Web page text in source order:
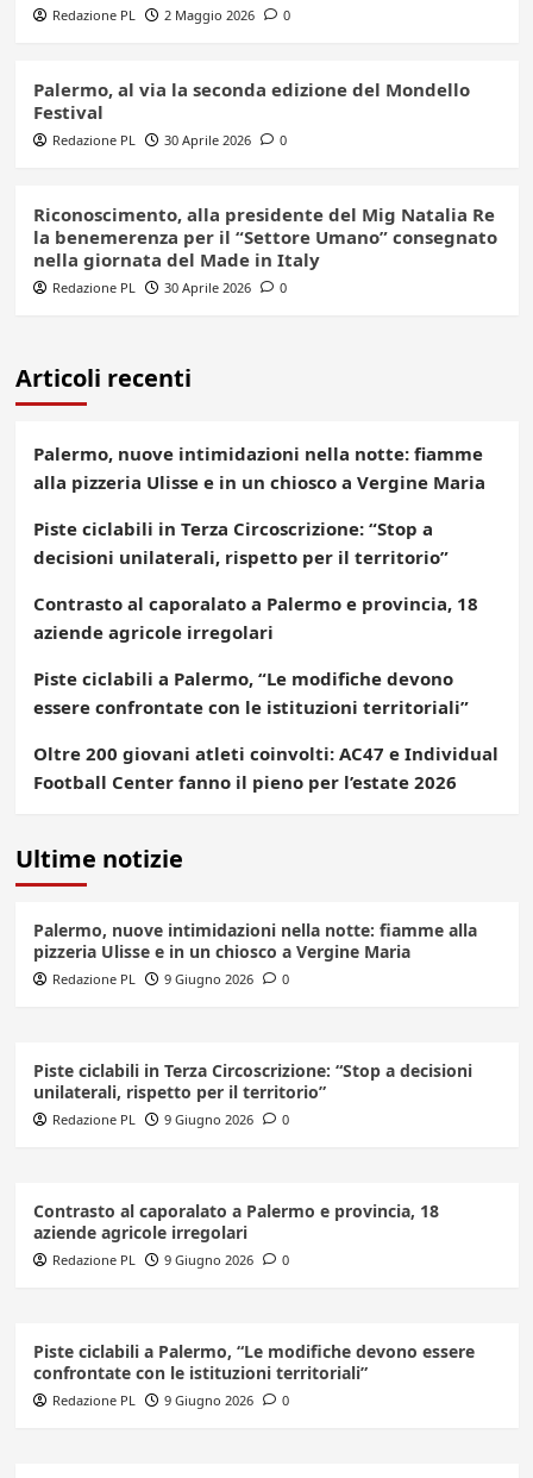
Redazione PL 2 Maggio 2026 0
Palermo, al via la seconda edizione del Mondello
Festival
Redazione PL 30 Aprile 2026 0
Riconoscimento, alla presidente del Mig Natalia Re
la benemerenza per il “Settore Umano” consegnato
nella giornata del Made in Italy
Redazione PL 30 Aprile 2026 0
Articoli recenti
Palermo, nuove intimidazioni nella notte: fiamme
alla pizzeria Ulisse e in un chiosco a Vergine Maria
Piste ciclabili in Terza Circoscrizione: “Stop a
decisioni unilaterali, rispetto per il territorio”
Contrasto al caporalato a Palermo e provincia, 18
aziende agricole irregolari
Piste ciclabili a Palermo, “Le modifiche devono
essere confrontate con le istituzioni territoriali”
Oltre 200 giovani atleti coinvolti: AC47 e Individual
Football Center fanno il pieno per l’estate 2026
Ultime notizie
Palermo, nuove intimidazioni nella notte: fiamme alla
pizzeria Ulisse e in un chiosco a Vergine Maria
Redazione PL 9 Giugno 2026 0
Piste ciclabili in Terza Circoscrizione: “Stop a decisioni
unilaterali, rispetto per il territorio”
Redazione PL 9 Giugno 2026 0
Contrasto al caporalato a Palermo e provincia, 18
aziende agricole irregolari
Redazione PL 9 Giugno 2026 0
Piste ciclabili a Palermo, “Le modifiche devono essere
confrontate con le istituzioni territoriali”
Redazione PL 9 Giugno 2026 0